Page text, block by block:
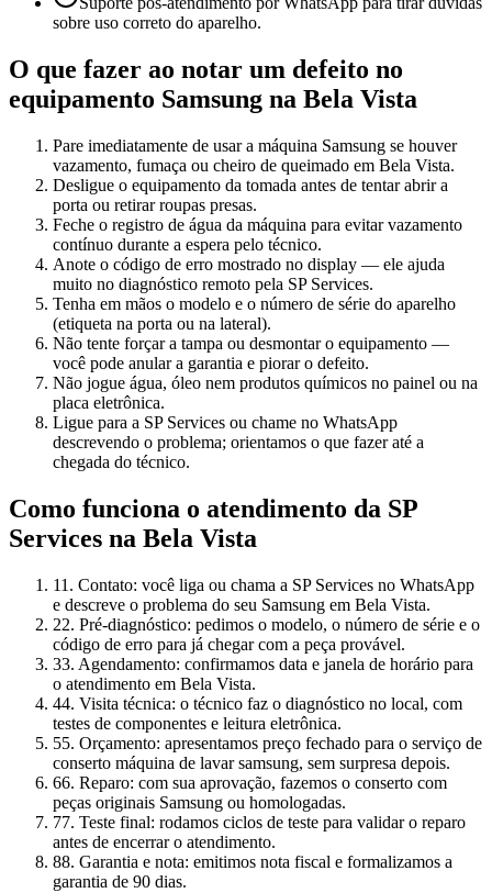
sobre uso correto do aparelho.
O que fazer ao notar um defeito no
equipamento Samsung na Bela Vista
Pare imediatamente de usar a máquina Samsung se houver
vazamento, fumaça ou cheiro de queimado em Bela Vista.
Desligue o equipamento da tomada antes de tentar abrir a
porta ou retirar roupas presas.
Feche o registro de água da máquina para evitar vazamento
contínuo durante a espera pelo técnico.
Anote o código de erro mostrado no display — ele ajuda
muito no diagnóstico remoto pela SP Services.
Tenha em mãos o modelo e o número de série do aparelho
(etiqueta na porta ou na lateral).
Não tente forçar a tampa ou desmontar o equipamento —
você pode anular a garantia e piorar o defeito.
Não jogue água, óleo nem produtos químicos no painel ou na
placa eletrônica.
Ligue para a SP Services ou chame no WhatsApp
descrevendo o problema; orientamos o que fazer até a
chegada do técnico.
Como funciona o atendimento da SP
Services na Bela Vista
11. Contato: você liga ou chama a SP Services no WhatsApp
e descreve o problema do seu Samsung em Bela Vista.
22. Pré-diagnóstico: pedimos o modelo, o número de série e o
código de erro para já chegar com a peça provável.
33. Agendamento: confirmamos data e janela de horário para
o atendimento em Bela Vista.
44. Visita técnica: o técnico faz o diagnóstico no local, com
testes de componentes e leitura eletrônica.
55. Orçamento: apresentamos preço fechado para o serviço de
conserto máquina de lavar samsung, sem surpresa depois.
66. Reparo: com sua aprovação, fazemos o conserto com
peças originais Samsung ou homologadas.
77. Teste final: rodamos ciclos de teste para validar o reparo
antes de encerrar o atendimento.
88. Garantia e nota: emitimos nota fiscal e formalizamos a
garantia de 90 dias.